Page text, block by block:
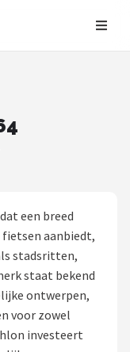
een breed
aanbiedt,
stadsritten,
staat bekend
ontwerpen,
voor zowel
investeert